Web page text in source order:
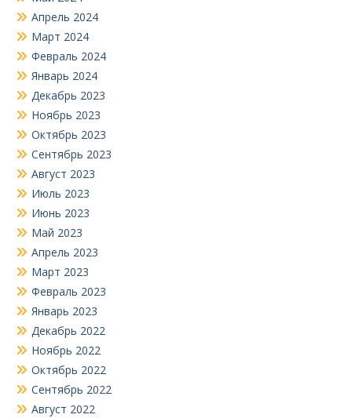
Апрель 2024
Март 2024
Февраль 2024
Январь 2024
Декабрь 2023
Ноябрь 2023
Октябрь 2023
Сентябрь 2023
Август 2023
Июль 2023
Июнь 2023
Май 2023
Апрель 2023
Март 2023
Февраль 2023
Январь 2023
Декабрь 2022
Ноябрь 2022
Октябрь 2022
Сентябрь 2022
Август 2022